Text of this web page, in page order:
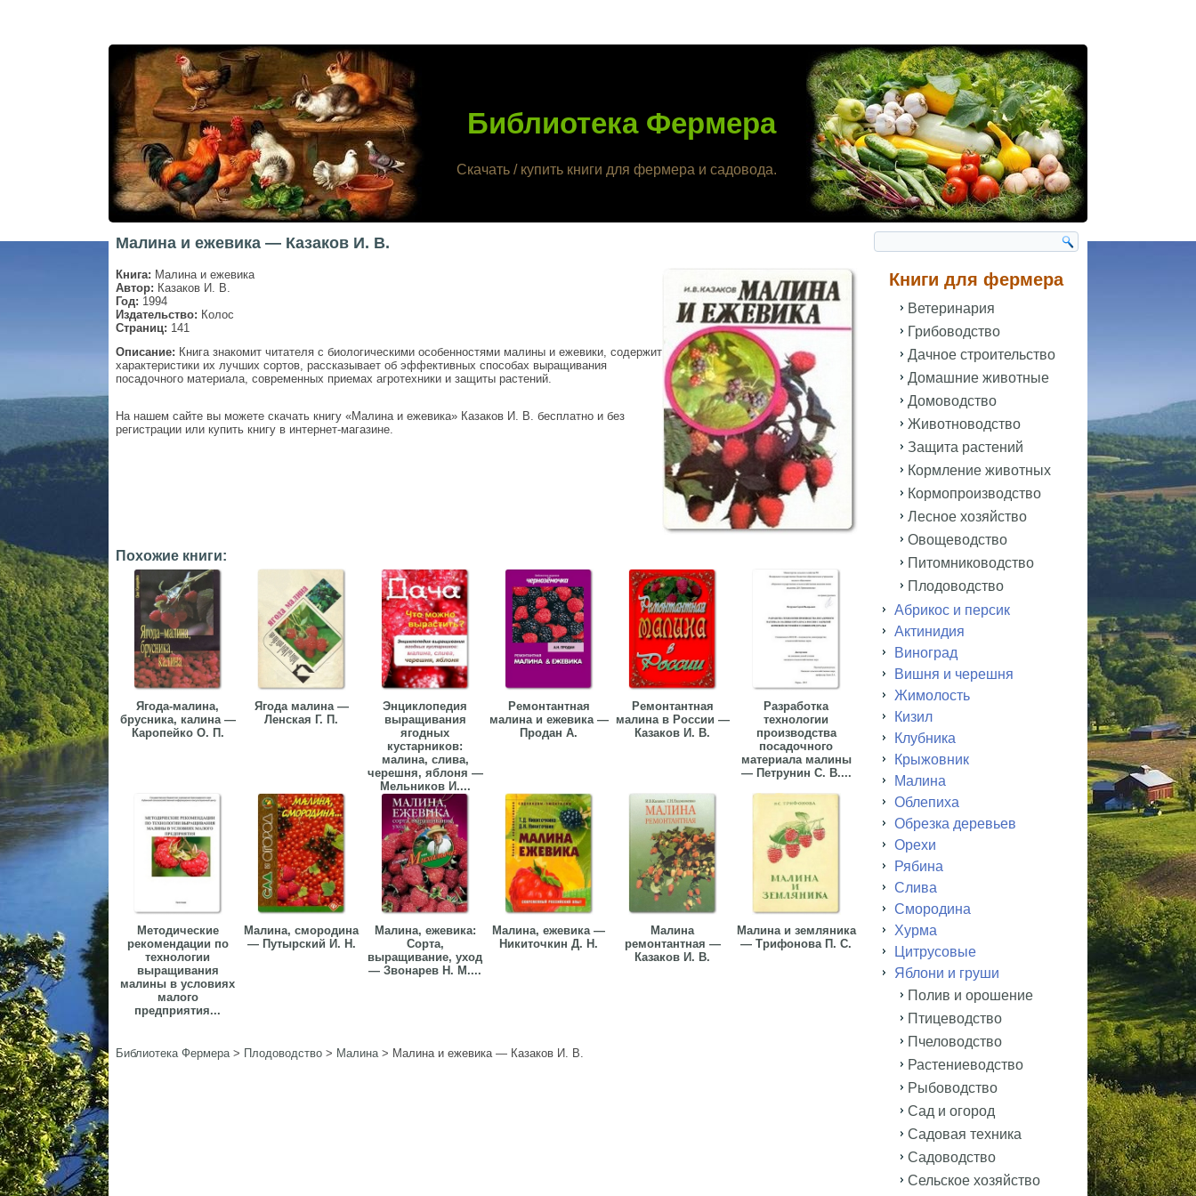
Библиотека Фермера
Скачать / купить книги для фермера и садовода.
Малина и ежевика — Казаков И. В.
Книга: Малина и ежевика
Автор: Казаков И. В.
Год: 1994
Издательство: Колос
Страниц: 141
Описание: Книга знакомит читателя с биологическими особенностями малины и ежевики, содержит
характеристики их лучших сортов, рассказывает об эффективных способах выращивания
посадочного материала, современ­ных приемах агротехники и защиты растений.
На нашем сайте вы можете скачать книгу «Малина и ежевика» Казаков И. В. бесплатно и без
регистрации или купить книгу в интернет-магазине.
Похожие книги:
Ягода-малина,
брусника, калина —
Каропейко О. П.
Ягода малина —
Ленская Г. П.
Энциклопедия
выращивания
ягодных
кустарников:
малина, слива,
черешня, яблоня —
Мельников И....
Ремонтантная
малина и ежевика —
Продан А.
Ремонтантная
малина в России —
Казаков И. В.
Разработка
технологии
производства
посадочного
материала малины
— Петрунин С. В....
Методические
рекомендации по
технологии
выращивания
малины в условиях
малого
предприятия...
Малина, смородина
— Путырский И. Н.
Малина, ежевика:
Сорта,
выращивание, уход
— Звонарев Н. М....
Малина, ежевика —
Никиточкин Д. Н.
Малина
ремонтантная —
Казаков И. В.
Малина и земляника
— Трифонова П. С.
Библиотека Фермера> Плодоводство > Малина> Малина и ежевика — Казаков И. В.
Книги для фермера
Ветеринария
Грибоводство
Дачное строительство
Домашние животные
Домоводство
Животноводство
Защита растений
Кормление животных
Кормопроизводство
Лесное хозяйство
Овощеводство
Питомниководство
Плодоводство
Абрикос и персик
Актинидия
Виноград
Вишня и черешня
Жимолость
Кизил
Клубника
Крыжовник
Малина
Облепиха
Обрезка деревьев
Орехи
Рябина
Слива
Смородина
Хурма
Цитрусовые
Яблони и груши
Полив и орошение
Птицеводство
Пчеловодство
Растениеводство
Рыбоводство
Сад и огород
Садовая техника
Садоводство
Сельское хозяйство